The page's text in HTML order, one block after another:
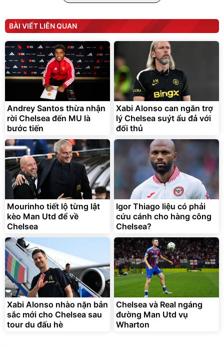
Bạt phủ xe ô tô cao cấp,
tráng nhôm 03 lớp
đ
325.000đ
Đã bán nhiều
Xe đạp điện trợ lực G-
Force C14 gấp gọn bỏ cốp
tiện lợi
9.900.000
7.092.000đ
Đang xem nhiều
G-FORCE VIETNA
BÀI VIẾT LIÊN QUAN
Andrey Santos thừa nhận
rời Chelsea đến MU là
bước tiến
Xabi Alonso can ngăn trợ
lý Chelsea suýt ẩu đả với
đối thủ
Mourinho tiết lộ từng lật
kèo Man Utd để về
Chelsea
Igor Thiago liệu có phải
cứu cánh cho hàng công
Chelsea?
Xabi Alonso nhào nặn bản
sắc mới cho Chelsea sau
tour du đấu hè
Chelsea và Real ngáng
đường Man Utd vụ
Wharton